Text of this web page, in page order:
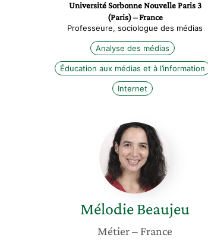
Université Sorbonne Nouvelle Paris 3
(Paris) – France
Professeure, sociologue des médias
Analyse des médias
Éducation aux médias et à l’information
Internet
Mélodie
Beaujeu
MélodieBeaujeu
Métier– France